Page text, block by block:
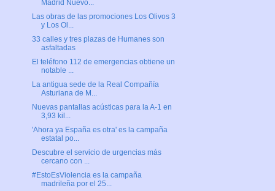
Madrid Nuevo...
Las obras de las promociones Los Olivos 3
y Los Ol...
33 calles y tres plazas de Humanes son
asfaltadas
El teléfono 112 de emergencias obtiene un
notable ...
La antigua sede de la Real Compañía
Asturiana de M...
Nuevas pantallas acústicas para la A-1 en
3,93 kil...
'Ahora ya España es otra' es la campaña
estatal po...
Descubre el servicio de urgencias más
cercano con ...
#EstoEsViolencia es la campaña
madrileña por el 25...